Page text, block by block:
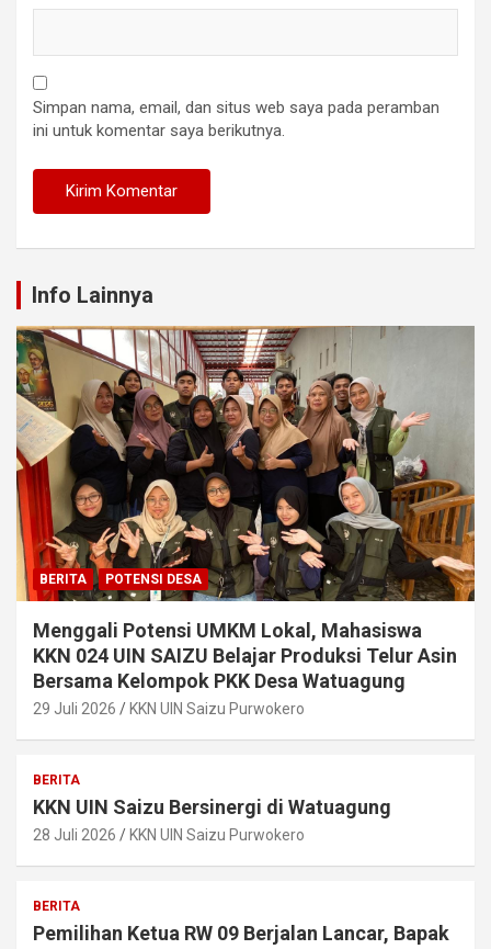
Simpan nama, email, dan situs web saya pada peramban
ini untuk komentar saya berikutnya.
Info Lainnya
BERITA POTENSI DESA
Menggali Potensi UMKM Lokal, Mahasiswa
KKN 024 UIN SAIZU Belajar Produksi Telur Asin
Bersama Kelompok PKK Desa Watuagung
29 Juli 2026 KKN UIN Saizu Purwokero
BERITA
KKN UIN Saizu Bersinergi di Watuagung
28 Juli 2026 KKN UIN Saizu Purwokero
BERITA
Pemilihan Ketua RW 09 Berjalan Lancar, Bapak